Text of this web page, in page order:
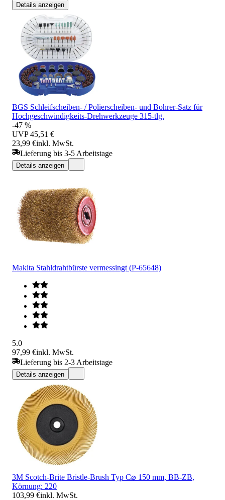
Details anzeigen
BGS Schleifscheiben- / Polierscheiben- und Bohrer-Satz für
Hochgeschwindigkeits-Drehwerkzeuge 315-tlg.
-47 %
UVP 45,51 €
23,99 €inkl. MwSt.
Lieferung bis 3-5 Arbeitstage
Details anzeigen
Makita Stahldrahtbürste vermessingt (P-65648)
5.0
97,99 €inkl. MwSt.
Lieferung bis 2-3 Arbeitstage
Details anzeigen
3M Scotch-Brite Bristle-Brush Typ C⌀ 150 mm, BB-ZB,
Körnung: 220
103,99 €inkl. MwSt.